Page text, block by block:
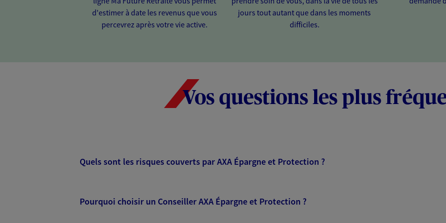
d'estimer à date les revenus que vous
percevrez après votre vie active.
jours tout autant que dans les moments
difficiles.
Vos questions les plus
Quels sont les risques couverts par AXA Épargne et Protection ?
Pourquoi choisir un Conseiller AXA Épargne et Protection ?